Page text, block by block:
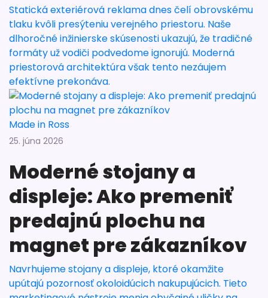
Statická exteriérová reklama dnes čelí obrovskému
tlaku kvôli presýteniu verejného priestoru. Naše
dlhoročné inžinierske skúsenosti ukazujú, že tradičné
formáty už vodiči podvedome ignorujú. Moderná
priestorová architektúra však tento nezáujem
efektívne prekonáva.
Made in Ross
25. júna 2026
Moderné stojany a
displeje: Ako premeniť
predajnú plochu na
magnet pre zákazníkov
Navrhujeme stojany a displeje, ktoré okamžite
upútajú pozornosť okoloidúcich nakupujúcich. Tieto